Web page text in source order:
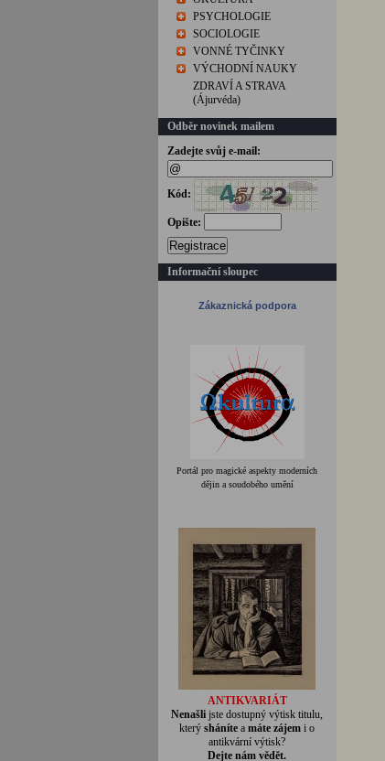
PSYCHOLOGIE
SOCIOLOGIE
VONNÉ TYČINKY
VÝCHODNÍ NAUKY
ZDRAVÍ A STRAVA
(Ájurvéda)
Odběr novinek mailem
Zadejte svůj e-mail:
Kód:
Opište:
Registrace
Informační sloupec
Zákaznická podpora
Portál pro magické aspekty moderních
dějin a soudobého umění
ANTIKVARIÁT
Nenašli jste dostupný výtisk titulu,
který sháníte a máte zájem i o
antikvární výtisk?
Dejte nám vědět.